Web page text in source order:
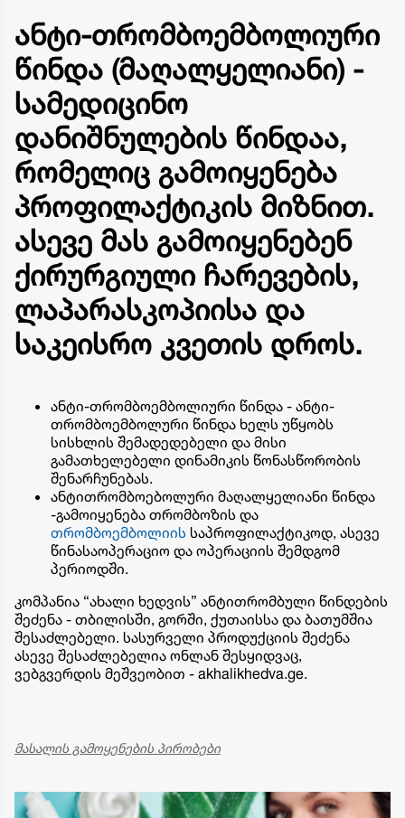
ანტი-თრომბოემბოლიური
წინდა (მაღალყელიანი) -
სამედიცინო
დანიშნულების წინდაა,
რომელიც გამოიყენება
პროფილაქტიკის მიზნით.
ასევე მას გამოიყენებენ
ქირურგიული ჩარევების,
ლაპარასკოპიისა და
საკეისრო კვეთის დროს.
ანტი-თრომბოემბოლიური წინდა - ანტი-
თრომბოემბოლური წინდა ხელს უწყობს
სისხლის შემადედებელი და მისი
გამათხელებელი დინამიკის წონასწორობის
შენარჩუნებას.
ანტითრომბოებოლური მაღალყელიანი წინდა
-გამოიყენება თრომბოზის და
თრომბოემბოლიის საპროფილაქტიკოდ, ასევე
წინასაოპერაციო და ოპერაციის შემდგომ
პერიოდში.
კომპანია “ახალი ხედვის” ანტითრომბული წინდების
შეძენა - თბილისში, გორში, ქუთაისსა და ბათუმშია
შესაძლებელი. სასურველი პროდუქციის შეძენა
ასევე შესაძლებელია ონლან შესყიდვაც,
ვებგვერდის მეშვეობით - akhalikhedva.ge.
მასალის გამოყენების პირობები